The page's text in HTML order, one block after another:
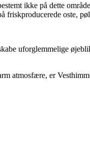
ikke på dette
friskproducerede oste,
uforglemmelige
atmosfære, er